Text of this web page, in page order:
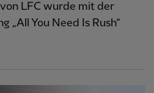
LFC wurde mit der
„All You Need Is Rush“